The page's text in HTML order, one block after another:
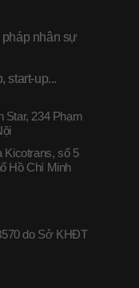
pháp nhân sự
start-up...
Star, 234 Phạm
Kicotrans, số 5
Hồ Chí Minh
do Sở KHĐT